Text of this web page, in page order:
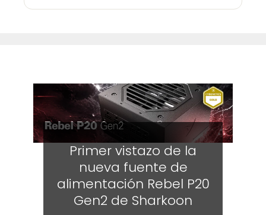
Primer vistazo de la
nueva fuente de
alimentación Rebel P20
Gen2 de Sharkoon